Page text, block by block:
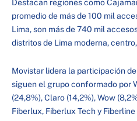
Destacan regiones como
promedio de más de 100 mil
Lima, son más de 740 mil
distritos de Lima moderna,
Movistar lidera la participación
siguen el grupo conformado por
(24,8%), Claro (14,2%), Wow
Fiberlux, Fiberlux Tech y